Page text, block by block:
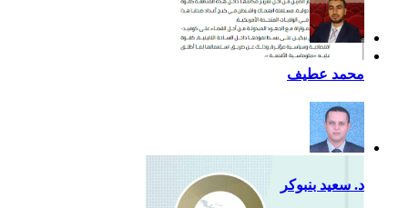
إضافية لدعم القوة الناعمة
للصين في أمريكا اللاتينية
محمد عطيف
د. سعيد بنبوكر